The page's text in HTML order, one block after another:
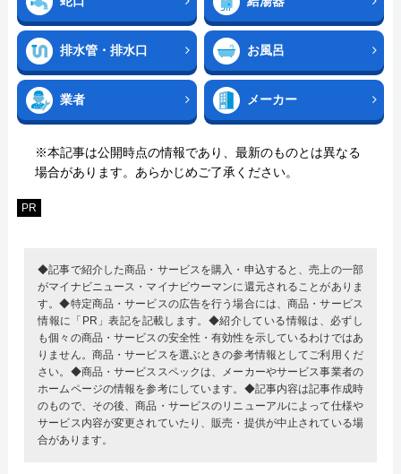
排水管・排水口 お風呂
業者 メーカー
※本記事は公開時点の情報であり、最新のものとは異なる
場合があります。あらかじめご了承ください。
PR
◆記事で紹介した商品・サービスを購入・申込すると、売上の一部
がマイナビニュース・マイナビウーマンに還元されることがありま
す。◆特定商品・サービスの広告を行う場合には、商品・サービス
情報に「PR」表記を記載します。◆紹介している情報は、必ずし
も個々の商品・サービスの安全性・有効性を示しているわけではあ
りません。商品・サービスを選ぶときの参考情報としてご利用くだ
さい。◆商品・サービススペックは、メーカーやサービス事業者の
ホームページの情報を参考にしています。◆記事内容は記事作成時
のもので、その後、商品・サービスのリニューアルによって仕様や
サービス内容が変更されていたり、販売・提供が中止されている場
合があります。